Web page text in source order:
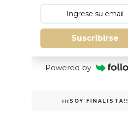
Suscribirse
Powered by
¡¡¡SOY FINALISTA!!